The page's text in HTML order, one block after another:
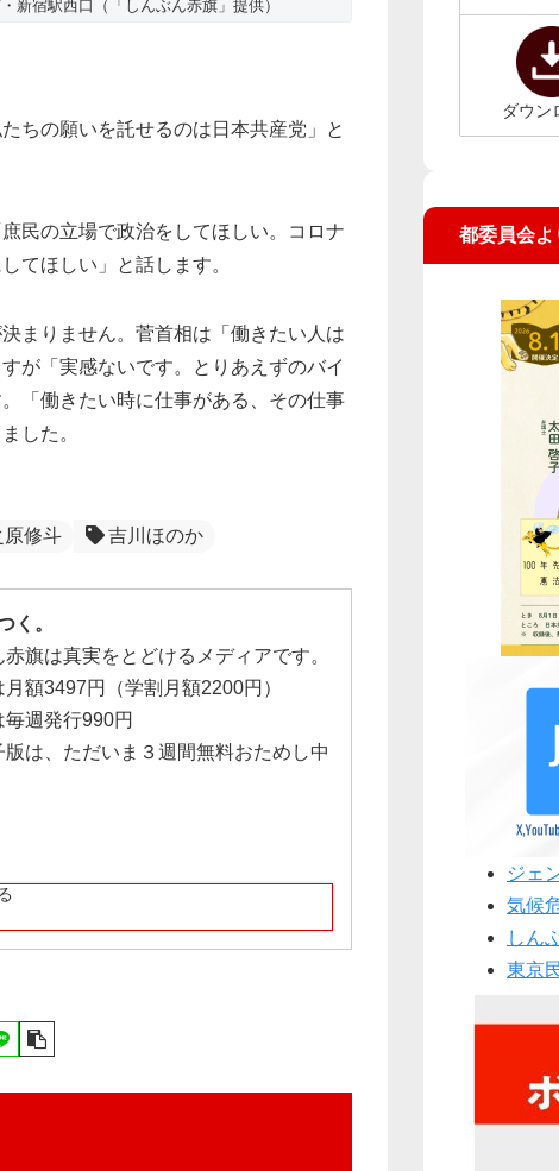
新宿駅西口（「しんぶん赤旗」提供）
ちの願いを託せるのは日本共産党」と
民の立場で政治をしてほしい。コロナ
てほしい」と話します。
まりません。菅首相は「働きたい人は
が「実感ないです。とりあえずのバイ
「働きたい時に仕事がある、その仕事
した。
原修斗 吉川ほのか
く。
赤旗は真実をとどけるメディアです。
月額3497円（学割月額2200円）
毎週発行990円
版は、ただいま３週間無料おためし中
ダウン
都委員会よ
ジェ
気候
しん
東京